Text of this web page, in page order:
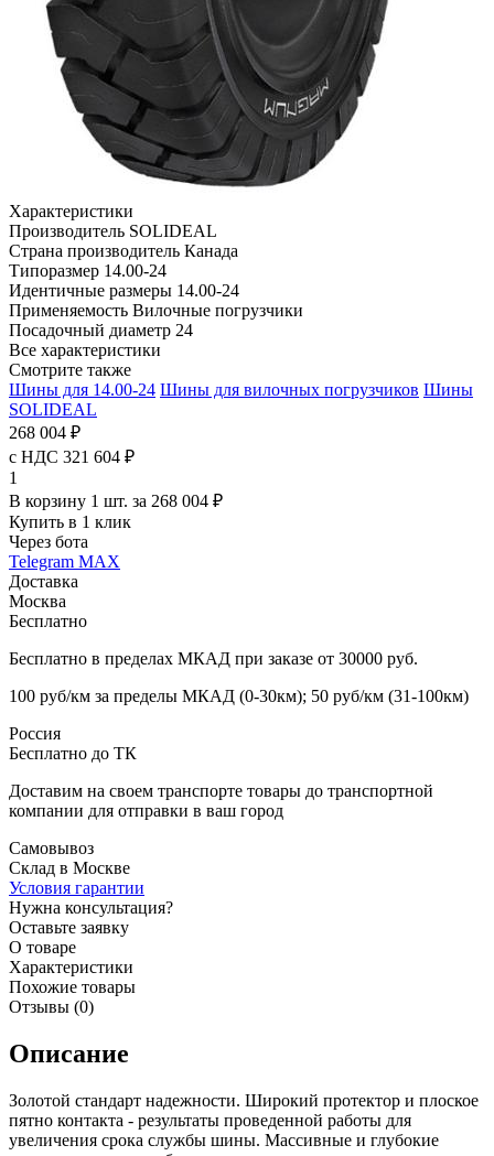
Характеристики
Производитель SOLIDEAL
Страна производитель Канада
Типоразмер 14.00-24
Идентичные размеры 14.00-24
Применяемость Вилочные погрузчики
Посадочный диаметр 24
Все характеристики
Смотрите также
Шины для 14.00-24 Шины для вилочных погрузчиков Шины
SOLIDEAL
268 004 ₽
с НДС 321 604 ₽
1
В корзину 1 шт. за 268 004 ₽
Купить в 1 клик
Через бота
Telegram MAX
Доставка
Москва
Бесплатно
Бесплатно в пределах МКАД при заказе от 30000 руб.
100 руб/км за пределы МКАД (0-30км); 50 руб/км (31-100км)
Россия
Бесплатно до ТК
Доставим на своем транспорте товары до транспортной
компании для отправки в ваш город
Самовывоз
Склад в Москве
Условия гарантии
Нужна консультация?
Оставьте заявку
О товаре
Характеристики
Похожие товары
Отзывы (0)
Описание
Золотой стандарт надежности. Широкий протектор и плоское
пятно контакта - результаты проведенной работы для
увеличения срока службы шины. Массивные и глубокие